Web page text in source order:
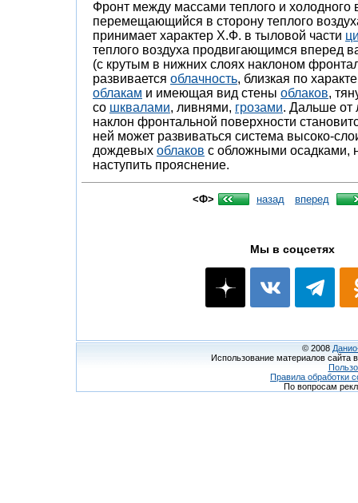
Фронт между массами теплого и холодного
перемещающийся в сторону теплого
принимает характер Х.Ф. в тыловой части
теплого воздуха продвигающимся вперед
(с крутым в нижних слоях наклоном
развивается облачность, близкая по
облакам и имеющая вид стены облаков,
со шквалами, ливнями, грозами. Дальше от
наклон фронтальной поверхности
ней может развиваться система высоко-
дождевых облаков с обложными осадками,
наступить прояснение.
<Ф> назад вперед
Мы в соцсетях
© 2008
Использование материалов сайта
Правила обработки
По вопросам